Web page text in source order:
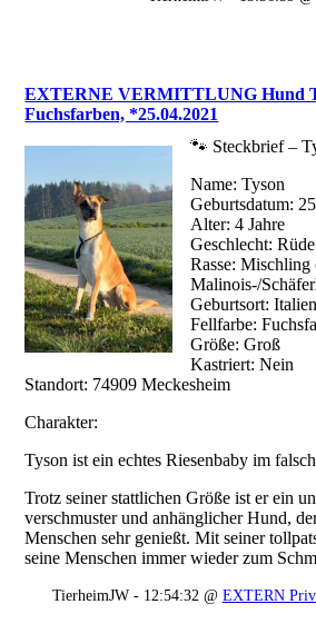
EXTERNE VERMITTLUNG Hund
Fuchsfarben, *25.04.2021
🐾 Steckbrief –
Name: Tyson
Geburtsdatum:
Alter: 4 Jahre
Geschlecht: Rüde
Rasse:
Malinois-/
Geburtsort: Italien
Fellfarbe:
Größe: Groß
Kastriert: Nein
Standort: 74909 Meckesheim
Charakter:
Tyson ist ein echtes Riesenbaby im
Trotz seiner stattlichen Größe ist er ein
verschmuster und anhänglicher Hund,
Menschen sehr genießt. Mit seiner
seine Menschen immer wieder zum
TierheimJW - 12:54:32 @ EXTERN